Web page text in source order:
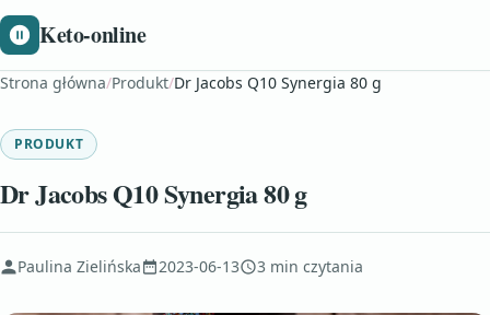
Keto-online
Strona główna/Produkt/Dr Jacobs Q10 Synergia 80 g
PRODUKT
Dr Jacobs Q10 Synergia 80 g
Paulina Zielińska 2023-06-13 3 min czytania